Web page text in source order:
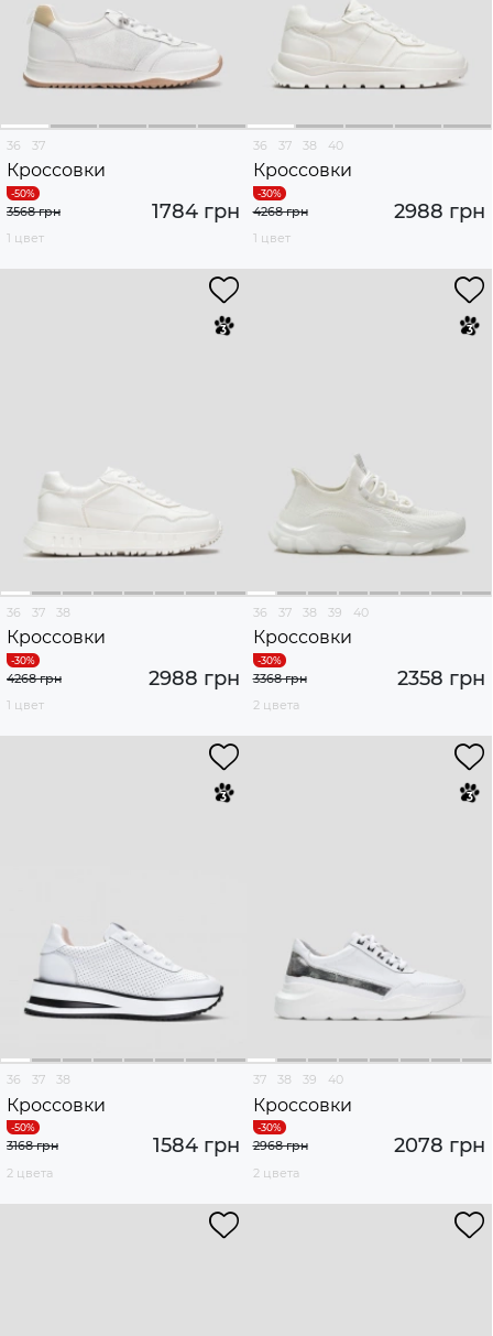
36 37
Кроссовки
1784 грн
3568 грн
1 цвет
36 37 38 40
Кроссовки
2988 грн
4268 грн
1 цвет
36 37 38
Кроссовки
2988 грн
4268 грн
1 цвет
36 37 38 39 40
Кроссовки
2358 грн
3368 грн
2 цвета
36 37 38
Кроссовки
1584 грн
3168 грн
2 цвета
37 38 39 40
Кроссовки
2078 грн
2968 грн
2 цвета